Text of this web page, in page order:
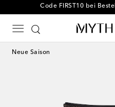
Code FIRST10 bei
Neue Saison